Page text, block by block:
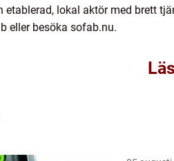
etablerad, lokal aktör med brett
eller besöka sofab.nu.